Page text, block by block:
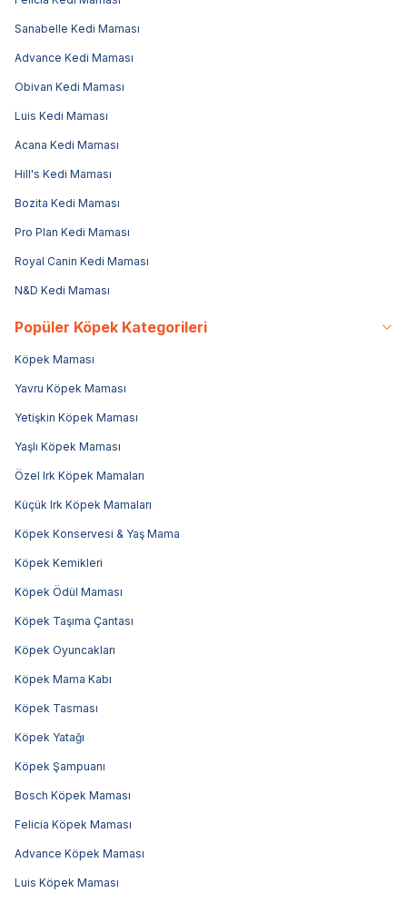
Sanabelle Kedi Maması
Advance Kedi Maması
Obivan Kedi Maması
Luis Kedi Maması
Acana Kedi Maması
Hill's Kedi Maması
Bozita Kedi Maması
Pro Plan Kedi Maması
Royal Canin Kedi Maması
N&D Kedi Maması
Popüler Köpek Kategorileri
Köpek Maması
Yavru Köpek Maması
Yetişkin Köpek Maması
Yaşlı Köpek Maması
Özel Irk Köpek Mamaları
Küçük Irk Köpek Mamaları
Köpek Konservesi & Yaş Mama
Köpek Kemikleri
Köpek Ödül Maması
Köpek Taşıma Çantası
Köpek Oyuncakları
Köpek Mama Kabı
Köpek Tasması
Köpek Yatağı
Köpek Şampuanı
Bosch Köpek Maması
Felicia Köpek Maması
Advance Köpek Maması
Luis Köpek Maması